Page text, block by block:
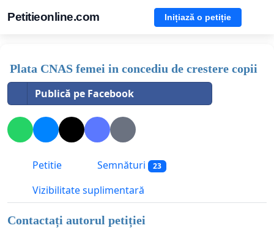
Petitieonline.com Inițiază o petiție
Plata CNAS femei in concediu de crestere copii
Publică pe Facebook
Petitie Semnături 23
Vizibilitate suplimentară
Contactați autorul petiției